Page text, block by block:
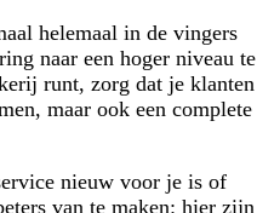
helemaal in de vingers
naar een hoger niveau te
runt, zorg dat je klanten
maar ook een complete
nieuw voor je is of
van te maken: hier zijn